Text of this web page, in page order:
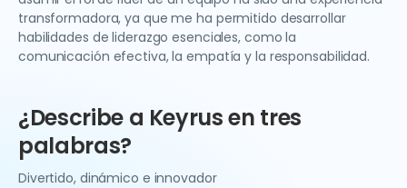
transformadora, ya que me ha permitido desarrollar
habilidades de liderazgo esenciales, como la
comunicación efectiva, la empatía y la responsabilidad.
¿Describe a Keyrus en tres
palabras?
Divertido, dinámico e innovador